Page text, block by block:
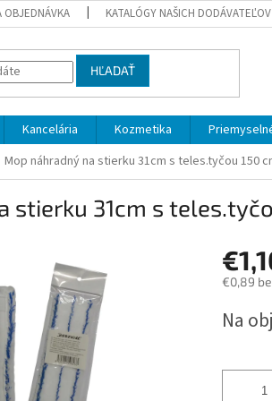
OBJEDNÁVKA KATALÓGY NAŠICH DODÁVATEĽOV
HĽADAŤ
Kancelária Kozmetika
Mop náhradný na stierku 31cm s teles.tyčou 150
stierku 31cm s
€0,89
cena:
Na